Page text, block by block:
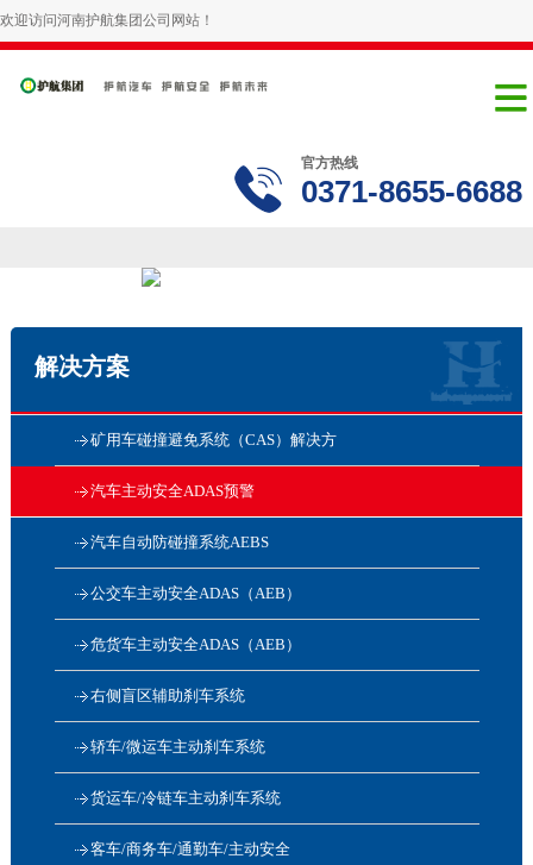
欢迎访问河南护航集团公司网站！
官方热线
0371-8655-6688
解决方案
矿用车碰撞避免系统（CAS）解决方
汽车主动安全ADAS预警
汽车自动防碰撞系统AEBS
公交车主动安全ADAS（AEB）
危货车主动安全ADAS（AEB）
右侧盲区辅助刹车系统
轿车/微运车主动刹车系统
货运车/冷链车主动刹车系统
客车/商务车/通勤车/主动安全